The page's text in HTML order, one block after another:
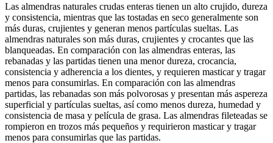
Las almendras naturales crudas enteras tienen un alto crujido, dureza
y consistencia, mientras que las tostadas en seco generalmente son
más duras, crujientes y generan menos partículas sueltas. Las
almendras naturales son más duras, crujientes y crocantes que las
blanqueadas. En comparación con las almendras enteras, las
rebanadas y las partidas tienen una menor dureza, crocancia,
consistencia y adherencia a los dientes, y requieren masticar y tragar
menos para consumirlas. En comparación con las almendras
partidas, las rebanadas son más polvorosas y presentan más aspereza
superficial y partículas sueltas, así como menos dureza, humedad y
consistencia de masa y película de grasa. Las almendras fileteadas se
rompieron en trozos más pequeños y requirieron masticar y tragar
menos para consumirlas que las partidas.